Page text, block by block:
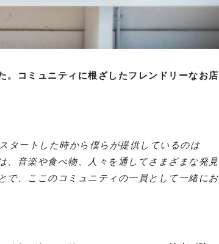
。コミュニティに根ざしたフレンドリーなお店
タートした時から僕らが提供しているのは
、音楽や食べ物、人々を通してさまざまな発見
で、ここのコミュニティの一員として一緒にお